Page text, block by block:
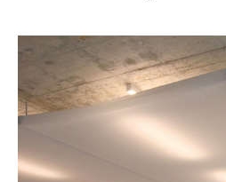
Tischleuchten
Schreibtischleuchten
Stehleuchten & Leseleuchten
Bodenleuchten